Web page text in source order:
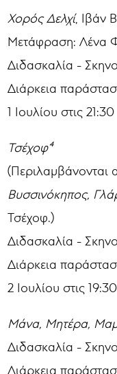
Χορός Δελχί, Ιβάν
Μετάφραση: Λένα
Διδασκαλία -
Διάρκεια
1 Ιουλίου στις 21:30
Τσέχοφ⁴
Βυσσινόκηπος,
Τσέχοφ.)
Διδασκαλία -
Διάρκεια
2 Ιουλίου στις 19:30
Μάνα, Μητέρα,
Διδασκαλία -
Διάρκεια